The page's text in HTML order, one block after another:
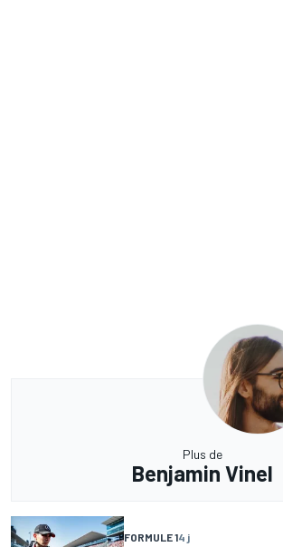
Plus de
Benjamin Vinel
FORMULE 14 j